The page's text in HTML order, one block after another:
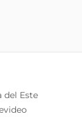
del Este